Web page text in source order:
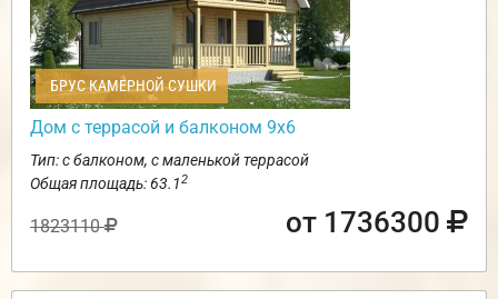
БРУС КАМЕРНОЙ СУШКИ
Дом с террасой и балконом 9х6
Тип: с балконом, с маленькой террасой
Общая площадь: 63.12
1823110 от 1736300